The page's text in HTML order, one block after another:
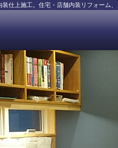
装仕上施工。住宅・店舗内装リフォーム